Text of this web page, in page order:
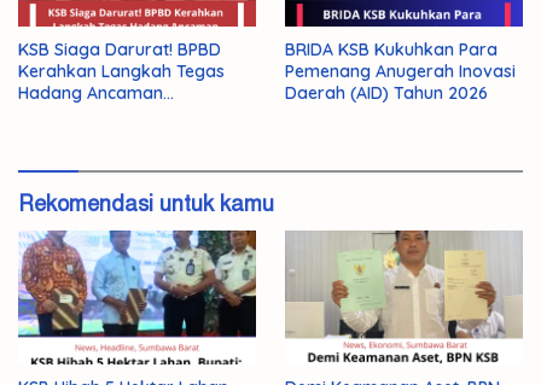
KSB Siaga Darurat! BPBD
Kerahkan Langkah Tegas
Hadang Ancaman
BRIDA KSB Kukuhkan Para
Pemenang Anugerah Inovasi
Daerah (AID) Tahun 2026
Rekomendasi untuk kamu